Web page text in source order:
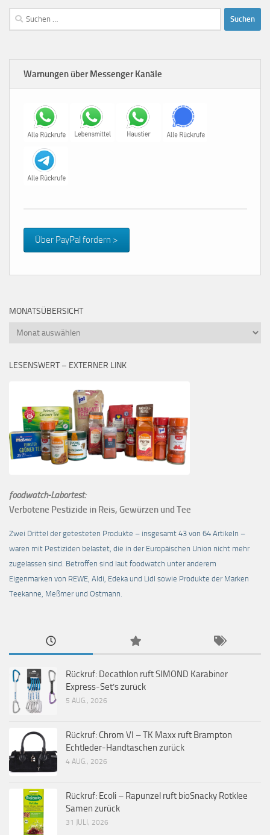
Suchen
nach:
Warnungen über Messenger Kanäle
Über PayPal fördern >
MONATSÜBERSICHT
Monatsübersicht
LESENSWERT – EXTERNER LINK
foodwatch-Labortest:
Verbotene Pestizide in Reis, Gewürzen und Tee
Zwei Drittel der getesteten Produkte – insgesamt 43 von 64 Artikeln –
waren mit Pestiziden belastet, die in der Europäischen Union nicht mehr
zugelassen sind. Betroffen sind laut foodwatch unter anderem
Eigenmarken von REWE, Aldi, Edeka und Lidl sowie Produkte der Marken
Teekanne, Meßmer und Ostmann.
Rückruf: Decathlon ruft SIMOND Karabiner
Express-Set’s zurück
5 AUG., 2026
Rückruf: Chrom VI – TK Maxx ruft Brampton
Echtleder-Handtaschen zurück
4 AUG., 2026
Rückruf: Ecoli – Rapunzel ruft bioSnacky Rotklee
Samen zurück
31 JULI, 2026